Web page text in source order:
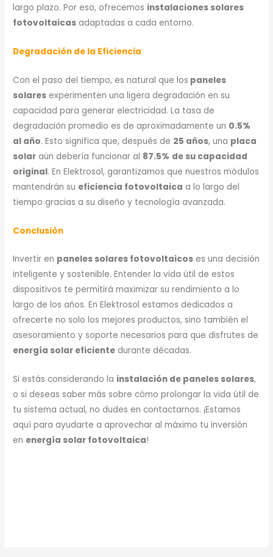
largo plazo. Por eso, ofrecemos instalaciones solares
fotovoltaicas adaptadas a cada entorno.
Degradación de la Eficiencia
Con el paso del tiempo, es natural que los paneles
solares experimenten una ligera degradación en su
capacidad para generar electricidad. La tasa de
degradación promedio es de aproximadamente un 0.5%
al año. Esto significa que, después de 25 años, una placa
solar aún debería funcionar al 87.5% de su capacidad
original. En Elektrosol, garantizamos que nuestros módulos
mantendrán su eficiencia fotovoltaica a lo largo del
tiempo gracias a su diseño y tecnología avanzada.
Conclusión
Invertir en paneles solares fotovoltaicos es una decisión
inteligente y sostenible. Entender la vida útil de estos
dispositivos te permitirá maximizar su rendimiento a lo
largo de los años. En Elektrosol estamos dedicados a
ofrecerte no solo los mejores productos, sino también el
asesoramiento y soporte necesarios para que disfrutes de
energía solar eficiente durante décadas.
Si estás considerando la instalación de paneles solares,
o si deseas saber más sobre cómo prolongar la vida útil de
tu sistema actual, no dudes en contactarnos. ¡Estamos
aquí para ayudarte a aprovechar al máximo tu inversión
en energía solar fotovoltaica!